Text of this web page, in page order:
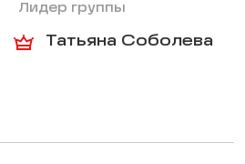
Лидер группы
Татьяна Соболева